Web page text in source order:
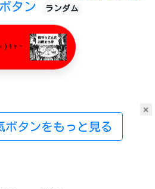
×
タン
ランダム
)ｷｬｰ
タンをもっと見る